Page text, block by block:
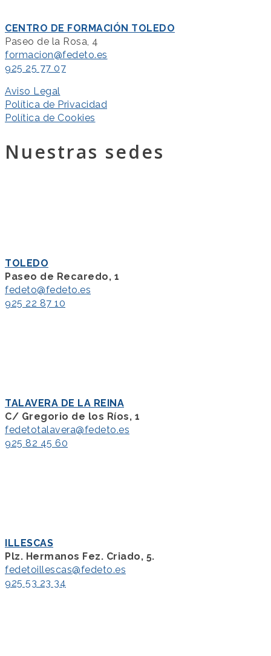
CENTRO DE FORMACIÓN TOLEDO
Paseo de la Rosa, 4
formacion@fedeto.es
925 25 77 07
Aviso Legal
Política de Privacidad
Política de Cookies
Nuestras sedes
TOLEDO
Paseo de Recaredo, 1
fedeto@fedeto.es
925 22 87 10
TALAVERA DE LA REINA
C/ Gregorio de los Ríos, 1
fedetotalavera@fedeto.es
925 82 45 60
ILLESCAS
Plz. Hermanos Fez. Criado, 5.
fedetoillescas@fedeto.es
925 53 23 34